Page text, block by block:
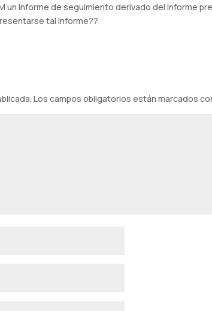
un informe de seguimiento derivado del informe
tal informe??
Los campos obligatorios están marcados